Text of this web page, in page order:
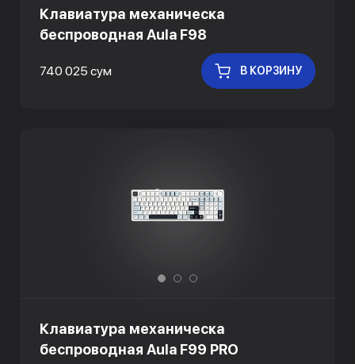
Клавиатура механическа
беспроводная Aula F98
740 025 сум В КОРЗИНУ
Клавиатура механическа
беспроводная Aula F99 PRO